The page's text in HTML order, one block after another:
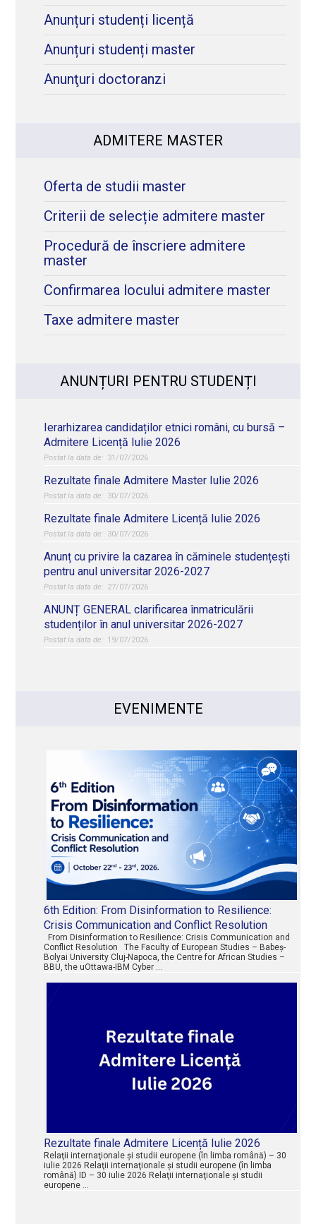
Anunțuri studenți licență
Anunțuri studenți master
Anunţuri doctoranzi
ADMITERE MASTER
Oferta de studii master
Criterii de selecție admitere master
Procedură de înscriere admitere
master
Confirmarea locului admitere master
Taxe admitere master
ANUNȚURI PENTRU STUDENȚI
Ierarhizarea candidaților etnici români, cu bursă –
Admitere Licență Iulie 2026
31/07/2026
Rezultate finale Admitere Master Iulie 2026
30/07/2026
Rezultate finale Admitere Licență Iulie 2026
30/07/2026
Anunț cu privire la cazarea în căminele studențești
pentru anul universitar 2026-2027
27/07/2026
ANUNȚ GENERAL clarificarea înmatriculării
studenților în anul universitar 2026-2027
19/07/2026
EVENIMENTE
6th Edition: From Disinformation to Resilience:
Crisis Communication and Conflict Resolution
From Disinformation to Resilience: Crisis Communication and
Conflict Resolution The Faculty of European Studies – Babeș-
Bolyai University Cluj-Napoca, the Centre for African Studies –
BBU, the uOttawa-IBM Cyber …
Rezultate finale Admitere Licență Iulie 2026
Relaţii internaţionale şi studii europene (în limba română) – 30
iulie 2026 Relaţii internaţionale şi studii europene (în limba
română) ID – 30 iulie 2026 Relaţii internaţionale şi studii
europene …